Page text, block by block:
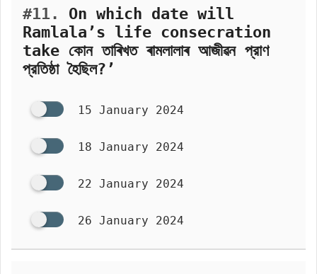
#11.
On which date will
Ramlala’s life consecration
take কোন তাৰিখত ৰামলালাৰ আজীৱন প্রাণ
প্রতিষ্ঠা হৈছিল?’
15 January 2024
18 January 2024
22 January 2024
26 January 2024